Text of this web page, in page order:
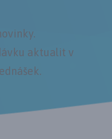
aktualit v